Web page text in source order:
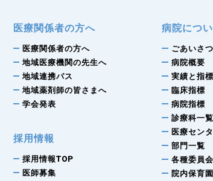
医療関係者の方へ
医療関係者の方へ
地域医療機関の先生へ
地域連携パス
地域薬剤師の皆さまへ
学会発表
採用情報
採用情報TOP
医師募集
病院につ
ごあいさつ
病院概要
実績と指標
臨床指標
病院指標
診療科一覧
医療セン
部門一覧
各種委員会
院内保育園